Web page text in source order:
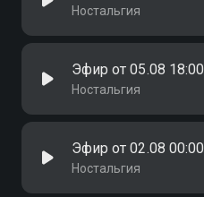
Ностальгия
Эфир от 05.08 18:00
Ностальгия
Эфир от 02.08 00:00
Ностальгия